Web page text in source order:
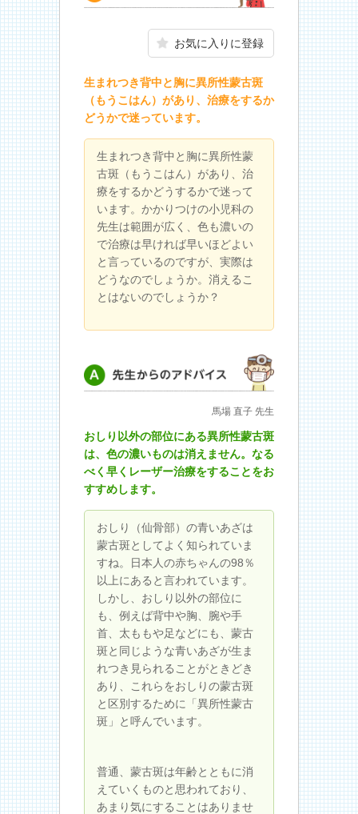
お気に入りに登録
生まれつき背中と胸に異所性蒙古斑
（もうこはん）があり、治療をするか
どうかで迷っています。
生まれつき背中と胸に異所性蒙
古斑（もうこはん）があり、治
療をするかどうするかで迷って
います。かかりつけの小児科の
先生は範囲が広く、色も濃いの
で治療は早ければ早いほどよい
と言っているのですが、実際は
どうなのでしょうか。消えるこ
とはないのでしょうか？
先生からのアドバイス馬場 直子 先生
おしり以外の部位にある異所性蒙古斑
は、色の濃いものは消えません。なる
べく早くレーザー治療をすることをお
すすめします。
おしり（仙骨部）の青いあざは
蒙古斑としてよく知られていま
すね。日本人の赤ちゃんの98％
以上にあると言われています。
しかし、おしり以外の部位に
も、例えば背中や胸、腕や手
首、太ももや足などにも、蒙古
斑と同じような青いあざが生ま
れつき見られることがときどき
あり、これらをおしりの蒙古斑
と区別するために「異所性蒙古
斑」と呼んでいます。
普通、蒙古斑は年齢とともに消
えていくものと思われており、
あまり気にすることはありませ